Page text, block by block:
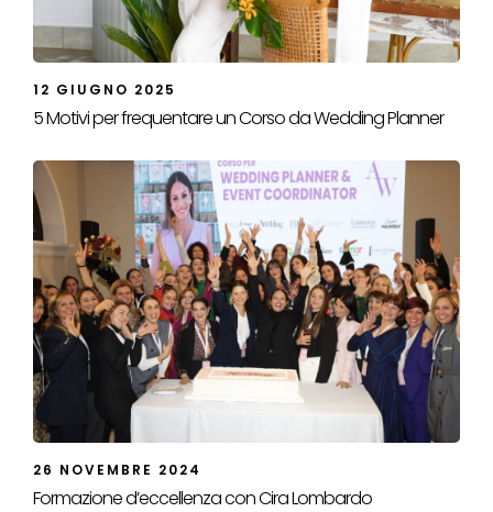
12 GIUGNO 2025
5 Motivi per frequentare un Corso da Wedding Planner
26 NOVEMBRE 2024
Formazione d’eccellenza con Cira Lombardo